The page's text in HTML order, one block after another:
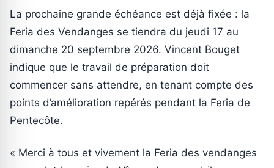
La prochaine grande échéance est déjà fixée : la
Feria des Vendanges se tiendra du jeudi 17 au
dimanche 20 septembre 2026. Vincent Bouget
indique que le travail de préparation doit
commencer sans attendre, en tenant compte des
points d’amélioration repérés pendant la Feria de
Pentecôte.
« Merci à tous et vivement la Feria des vendanges